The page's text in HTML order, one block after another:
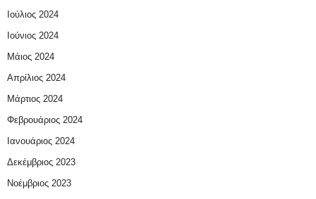
Ιούλιος 2024
Ιούνιος 2024
Μάιος 2024
Απρίλιος 2024
Μάρτιος 2024
Φεβρουάριος 2024
Ιανουάριος 2024
Δεκέμβριος 2023
Νοέμβριος 2023